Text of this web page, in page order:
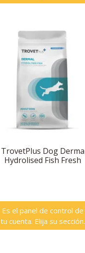
TrovetPlus Dog Derma
Hydrolised Fish Fresh
Es el panel de control de
tu cuenta. Elija su sección.